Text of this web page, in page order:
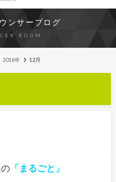
ンサーブログ
ROOM
2016年 12月
「まるごと」